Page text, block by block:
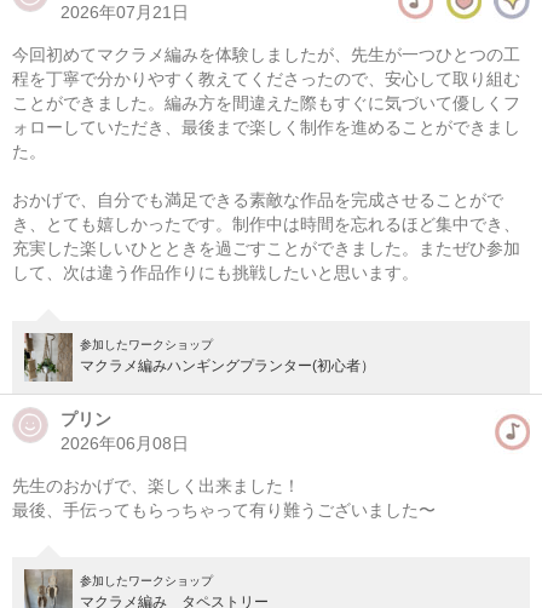
マクラメ編み ラウンドバスケット
08/09(日) 10:00-14:00
東京 （東横線）学芸大学駅から徒歩14分
東京 （東横線）学芸大学駅から徒歩14分
他日程あり
2026年07月21日
今回初めてマクラメ編みを体験しましたが、先生が一つひとつの工
程を丁寧で分かりやすく教えてくださったので、安心して取り組む
ことができました。編み方を間違えた際もすぐに気づいて優しくフ
ォローしていただき、最後まで楽しく制作を進めることができまし
た。
おかげで、自分でも満足できる素敵な作品を完成させることがで
き、とても嬉しかったです。制作中は時間を忘れるほど集中でき、
充実した楽しいひとときを過ごすことができました。またぜひ参加
して、次は違う作品作りにも挑戦したいと思います。
参加したワークショップ
マクラメ編みハンギングプランター(初心者）
プリン
2026年06月08日
先生のおかげで、楽しく出来ました！
最後、手伝ってもらっちゃって有り難うございました〜
参加したワークショップ
マクラメ編み タペストリー